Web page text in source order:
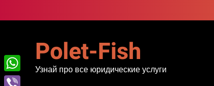
к
Polet-Fish
Узнай про все юридические услуги
WhatsApp